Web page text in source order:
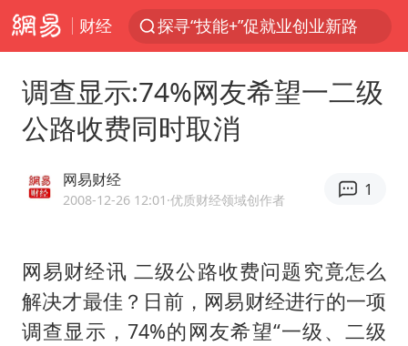
财经
探寻“技能+”促就业创业新路
李亚鹏向地铁吐血女孩捐99999元
被泰航拒载中国乘客：免费改签没兑现
台风白海豚可能在浙江登陆
因凡蒂诺首次公开道歉
《Monica》填词人黎彼得去世
FIFA官方支持因凡蒂诺
陕西柞水遭遇暴雨五千余户群众转移
调查显示:74%网友希望一二级
公路收费同时取消
网易财经
2008-12-26 12:01 ·优质财经领域创作者
1
网易财经讯 二级公路收费问题究竟怎么
解决才最佳？日前，网易财经进行的一项
调查显示，74%的网友希望“一级、二级